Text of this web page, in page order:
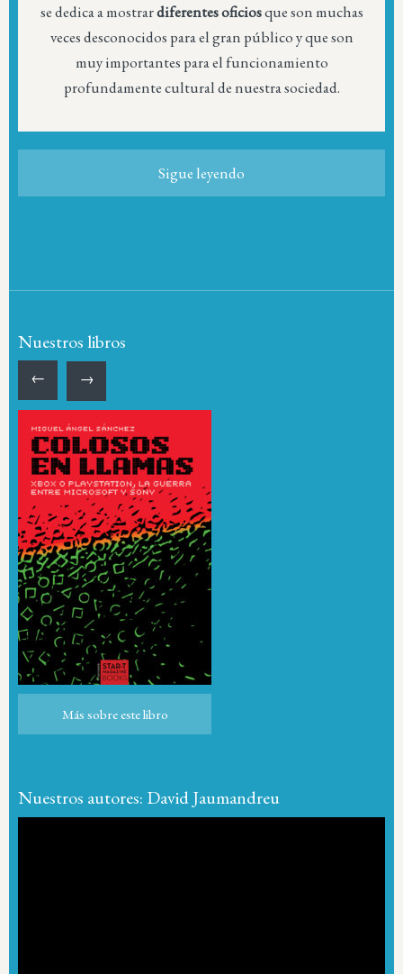
se dedica a mostrardiferentes oficiosque son muchas
veces desconocidos para el gran público y que son
muy importantes para el funcionamiento
profundamente cultural de nuestra sociedad.
Sigue leyendo
Nuestros libros
← →
Más sobre este libro
Nuestros autores: David Jaumandreu